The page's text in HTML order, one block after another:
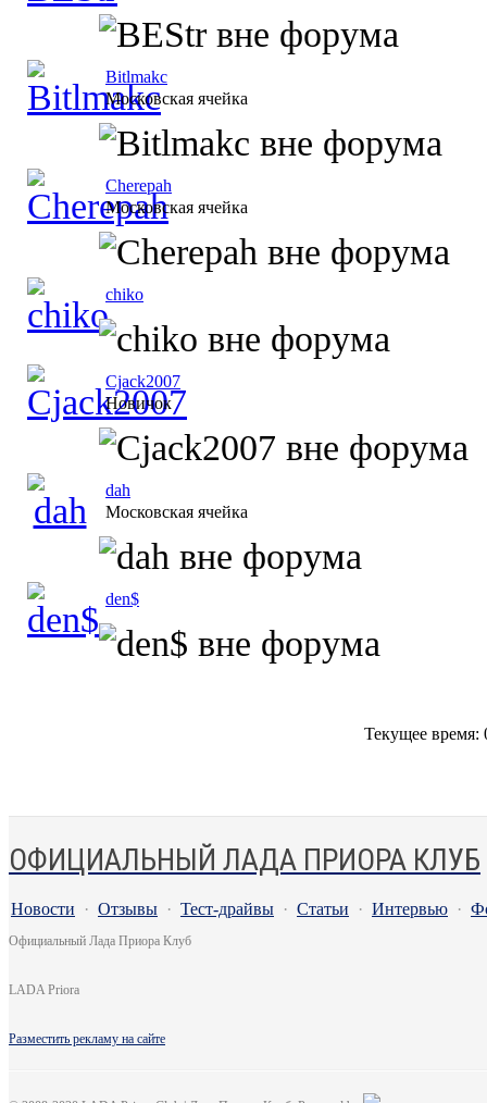
Bitlmakc
Московская ячейка
Cherepah
Московская ячейка
chiko
Cjack2007
Новичок
dah
Московская ячейка
den$
Текущее время:
ОФИЦИАЛЬНЫЙ ЛАДА ПРИОРА КЛУБ
Новости · Отзывы · Тест-драйвы · Статьи · Интервью ·
Официальный Лада Приора Клуб
LADA Priora
Разместить рекламу на сайте